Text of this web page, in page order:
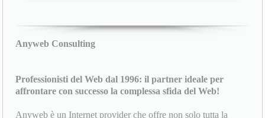
Anyweb Consulting
Professionisti del Web dal 1996: il partner ideale per
affrontare con successo la complessa sfida del Web!
Anyweb è un Internet provider che offre non solo tutta la